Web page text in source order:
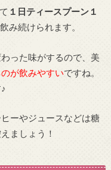
１日ティースプーン１
み続けられます。
った味がするので、美
が飲みやすいですね。
ーやジュースなどは糖
ましょう！